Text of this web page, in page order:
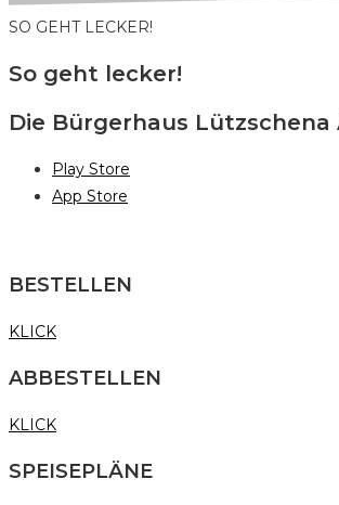
SO GEHT LECKER!
So geht lecker!
Die Bürgerhaus Lützschena
Play Store
App Store
BESTELLEN
KLICK
ABBESTELLEN
KLICK
SPEISEPLÄNE